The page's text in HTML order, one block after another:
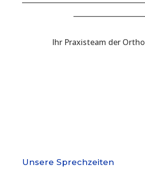
Ihr Praxisteam der
Unsere Sprechzeiten